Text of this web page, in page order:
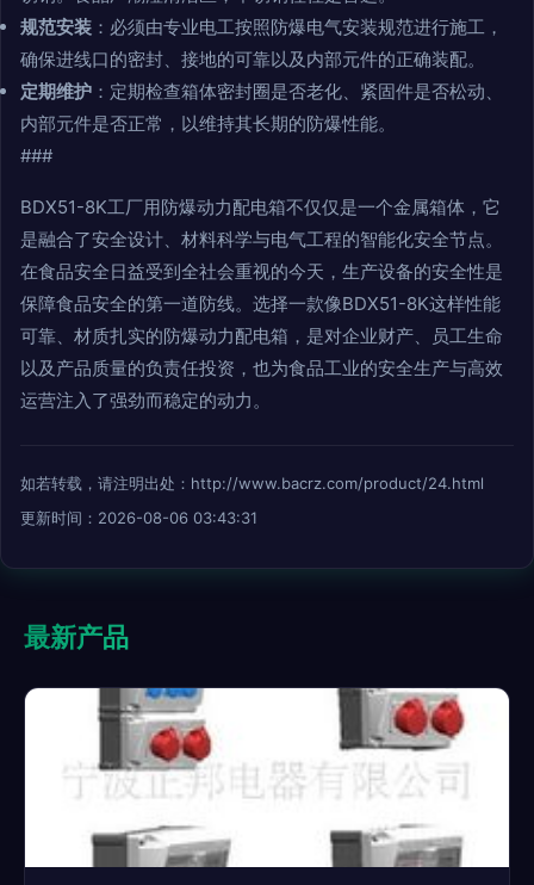
规范安装 ：必须由专业电工按照防爆电气安装规范进行施工，
确保进线口的密封、接地的可靠以及内部元件的正确装配。
定期维护 ：定期检查箱体密封圈是否老化、紧固件是否松动、
内部元件是否正常，以维持其长期的防爆性能。
###
BDX51-8K工厂用防爆动力配电箱不仅仅是一个金属箱体，它
是融合了安全设计、材料科学与电气工程的智能化安全节点。
在食品安全日益受到全社会重视的今天，生产设备的安全性是
保障食品安全的第一道防线。选择一款像BDX51-8K这样性能
可靠、材质扎实的防爆动力配电箱，是对企业财产、员工生命
以及产品质量的负责任投资，也为食品工业的安全生产与高效
运营注入了强劲而稳定的动力。
如若转载，请注明出处：http://www.bacrz.com/product/24.html
更新时间：2026-08-06 03:43:31
最新产品